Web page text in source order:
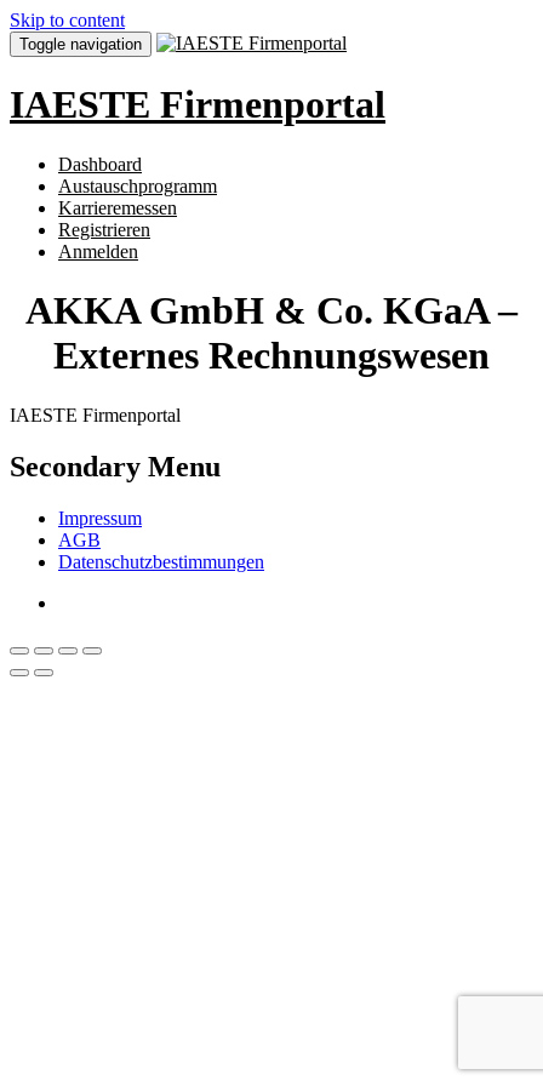
Skip to content
Toggle navigation
IAESTE Firmenportal
Dashboard
Austauschprogramm
Karrieremessen
Registrieren
Anmelden
AKKA GmbH & Co. KGaA –
Externes Rechnungswesen
IAESTE Firmenportal
Secondary Menu
Impressum
AGB
Datenschutzbestimmungen